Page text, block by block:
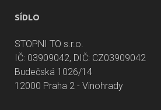
SÍDLO
STOPNI TO s.r.o.
IČ: 03909042, DIČ: CZ03909042
Budečská 1026/14
12000 Praha 2 - Vinohrady